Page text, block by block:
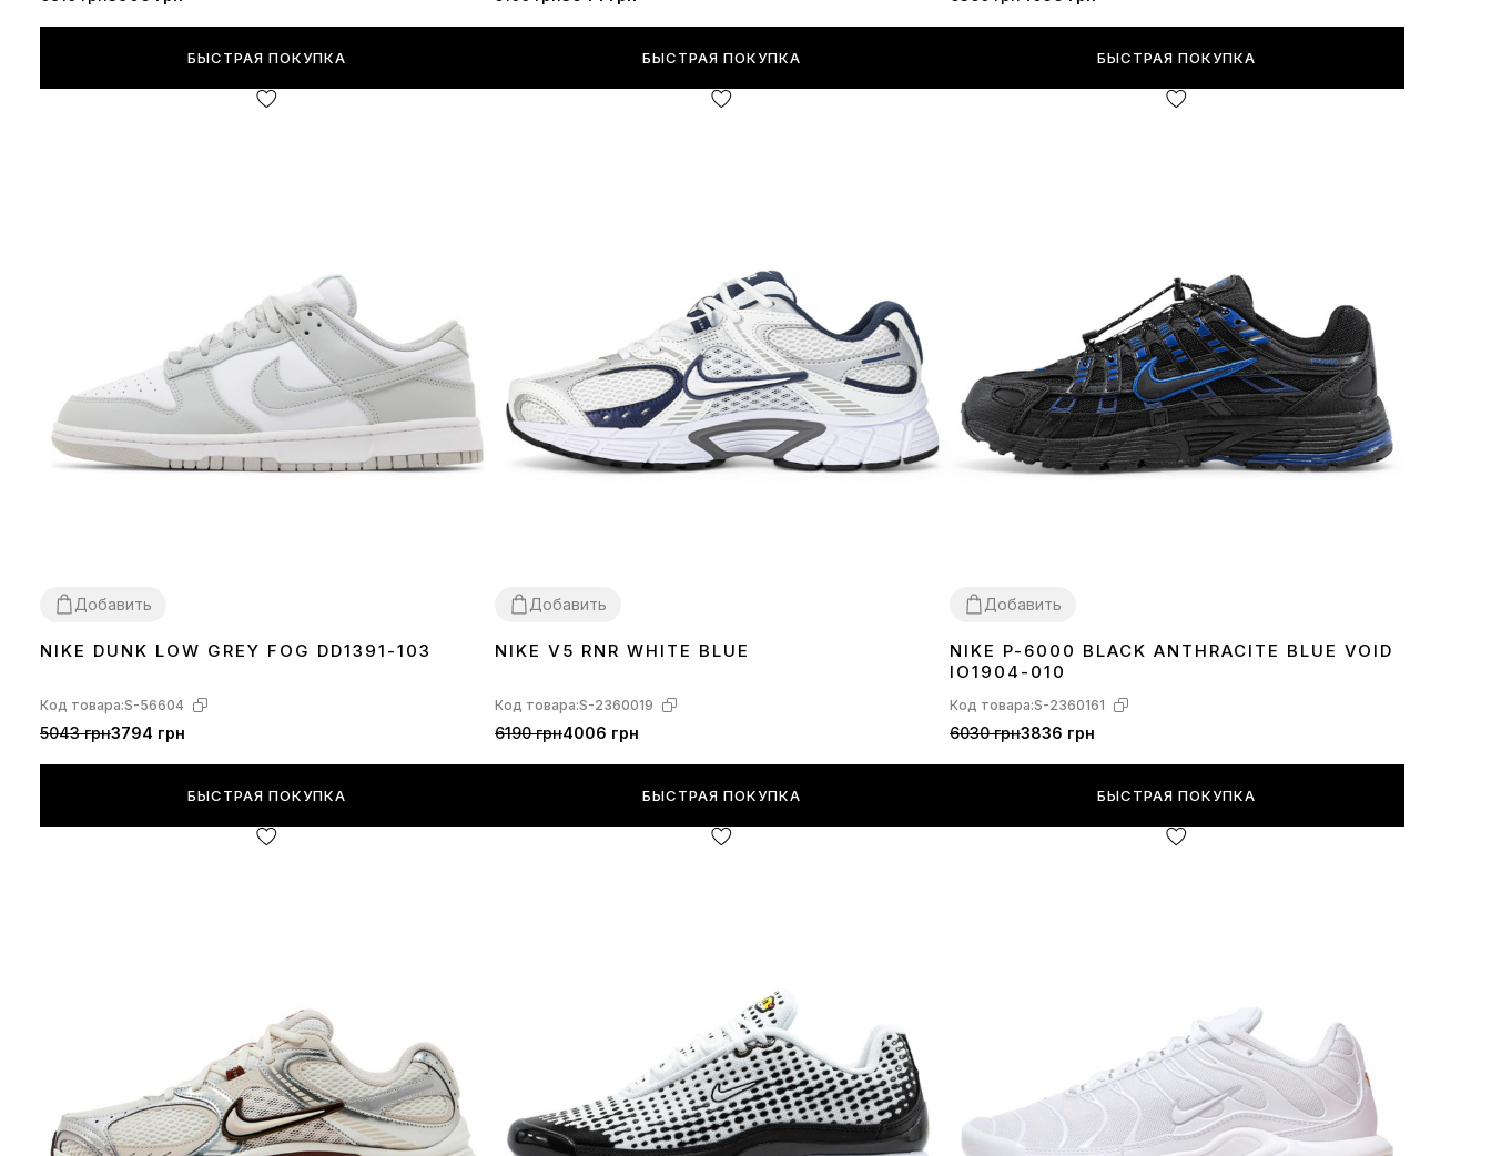
БЫСТРАЯ ПОКУПКА БЫСТРАЯ ПОКУПКА БЫСТРАЯ ПОКУПКА
Добавить
3637 383940 4142 43 44 45
NIKE DUNK LOW GREY FOG DD1391-103
Код товара:S-56604
5043 грн3794 грн
БЫСТРАЯ ПОКУПКА
Добавить
4143 44
NIKE V5 RNR WHITE BLUE
Код товара:S-2360019
6190 грн4006 грн
БЫСТРАЯ ПОКУПКА
Добавить
3940 41424344 45
NIKE P-6000 BLACK ANTHRACITE BLUE VOID
IO1904-010
Код товара:S-2360161
6030 грн3836 грн
БЫСТРАЯ ПОКУПКА